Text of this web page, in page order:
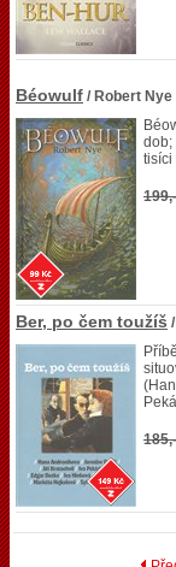
Béowulf / Robert Nye
dob;
tisíci
Ber, po čem toužíš